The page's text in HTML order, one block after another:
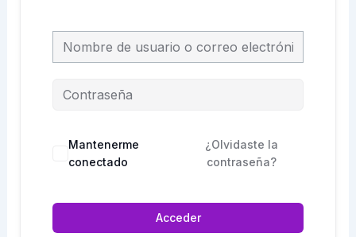
Mantenerme
conectado
¿Olvidaste la
contraseña?
Acceder